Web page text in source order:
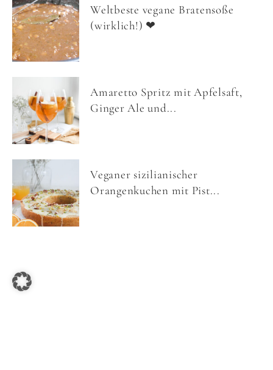
Weltbeste vegane Bratensoße
(wirklich!) ❤
Amaretto Spritz mit Apfelsaft,
Ginger Ale und...
Veganer sizilianischer
Orangenkuchen mit Pist...